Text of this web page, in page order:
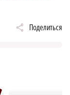
Поделиться